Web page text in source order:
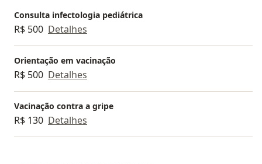
Consulta infectologia pediátrica
R$ 500 Detalhes
Orientação em vacinação
R$ 500 Detalhes
Vacinação contra a gripe
R$ 130 Detalhes